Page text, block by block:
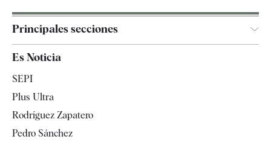
Principales secciones
España
Televisión
Es Noticia
SEPI
Plus Ultra
Rodríguez Zapatero
Pedro Sánchez